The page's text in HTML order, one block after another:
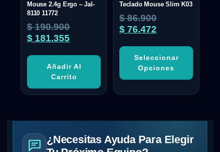
Mouse 2.4g Ergo – Jal-
8110 11772
$190.900
$ 181.355
Añadir Al
Carrito
Teclado Mouse Slim K03
$86.900
$ 76.472
Seleccionar
Opciones
¿Necesitas Ayuda Para Elegir